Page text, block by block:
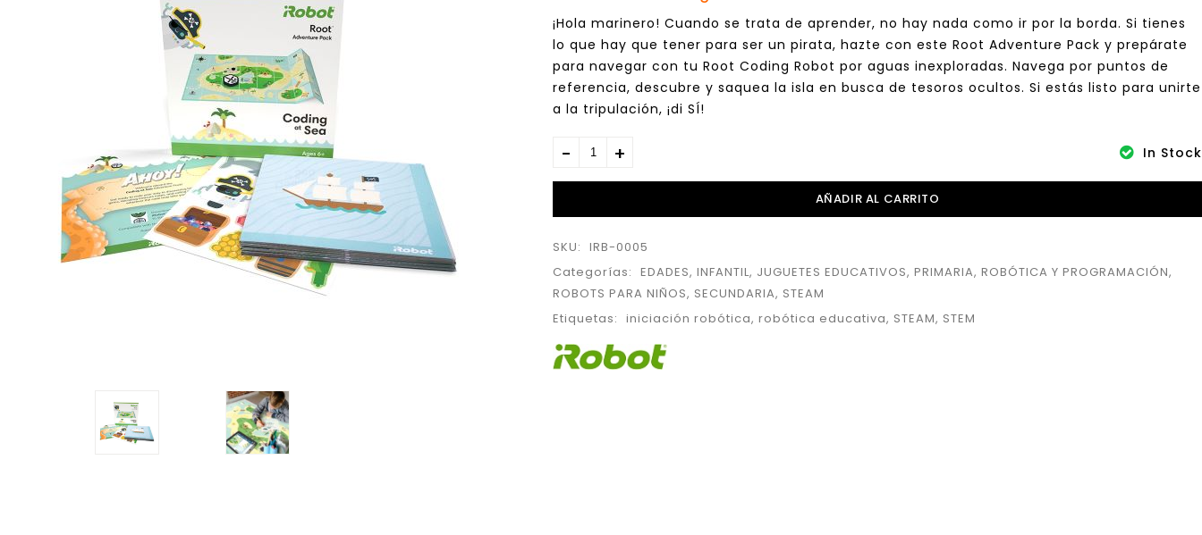
¡Hola marinero! Cuando se trata de aprender, no hay nada como ir por la borda. Si tienes
lo que hay que tener para ser un pirata, hazte con este Root Adventure Pack y prepárate
para navegar con tu Root Coding Robot por aguas inexploradas. Navega por puntos de
referencia, descubre y saquea la isla en busca de tesoros ocultos. Si estás listo para unirte
a la tripulación, ¡di SÍ!
In Stock
AÑADIR AL CARRITO
SKU: IRB-0005
Categorías: EDADES,INFANTIL, JUGUETES EDUCATIVOS,PRIMARIA,ROBÓTICA Y PROGRAMACIÓN,
ROBOTS PARA NIÑOS, SECUNDARIA, STEAM
Etiquetas: iniciación robótica,robótica educativa, STEAM, STEM